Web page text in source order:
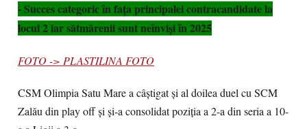
- Succes categoric în fața principalei contracandidate la
locul 2 iar sătmărenii sunt neînviși în 2025
FOTO -> PLASTILINA FOTO
CSM Olimpia Satu Mare a câștigat și al doilea duel cu SCM
Zalău din play off și și-a consolidat poziția a 2-a din seria a 10-